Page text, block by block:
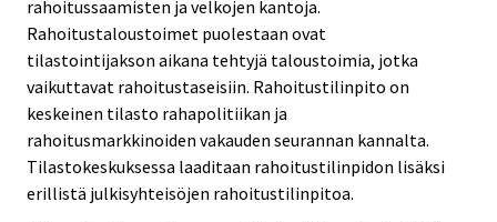
rahoitussaamisten ja velkojen kantoja.
Rahoitustaloustoimet puolestaan ovat
tilastointijakson aikana tehtyjä taloustoimia, jotka
vaikuttavat rahoitustaseisiin. Rahoitustilinpito on
keskeinen tilasto rahapolitiikan ja
rahoitusmarkkinoiden vakauden seurannan kannalta.
Tilastokeskuksessa laaditaan rahoitustilinpidon lisäksi
erillistä julkisyhteisöjen rahoitustilinpitoa.